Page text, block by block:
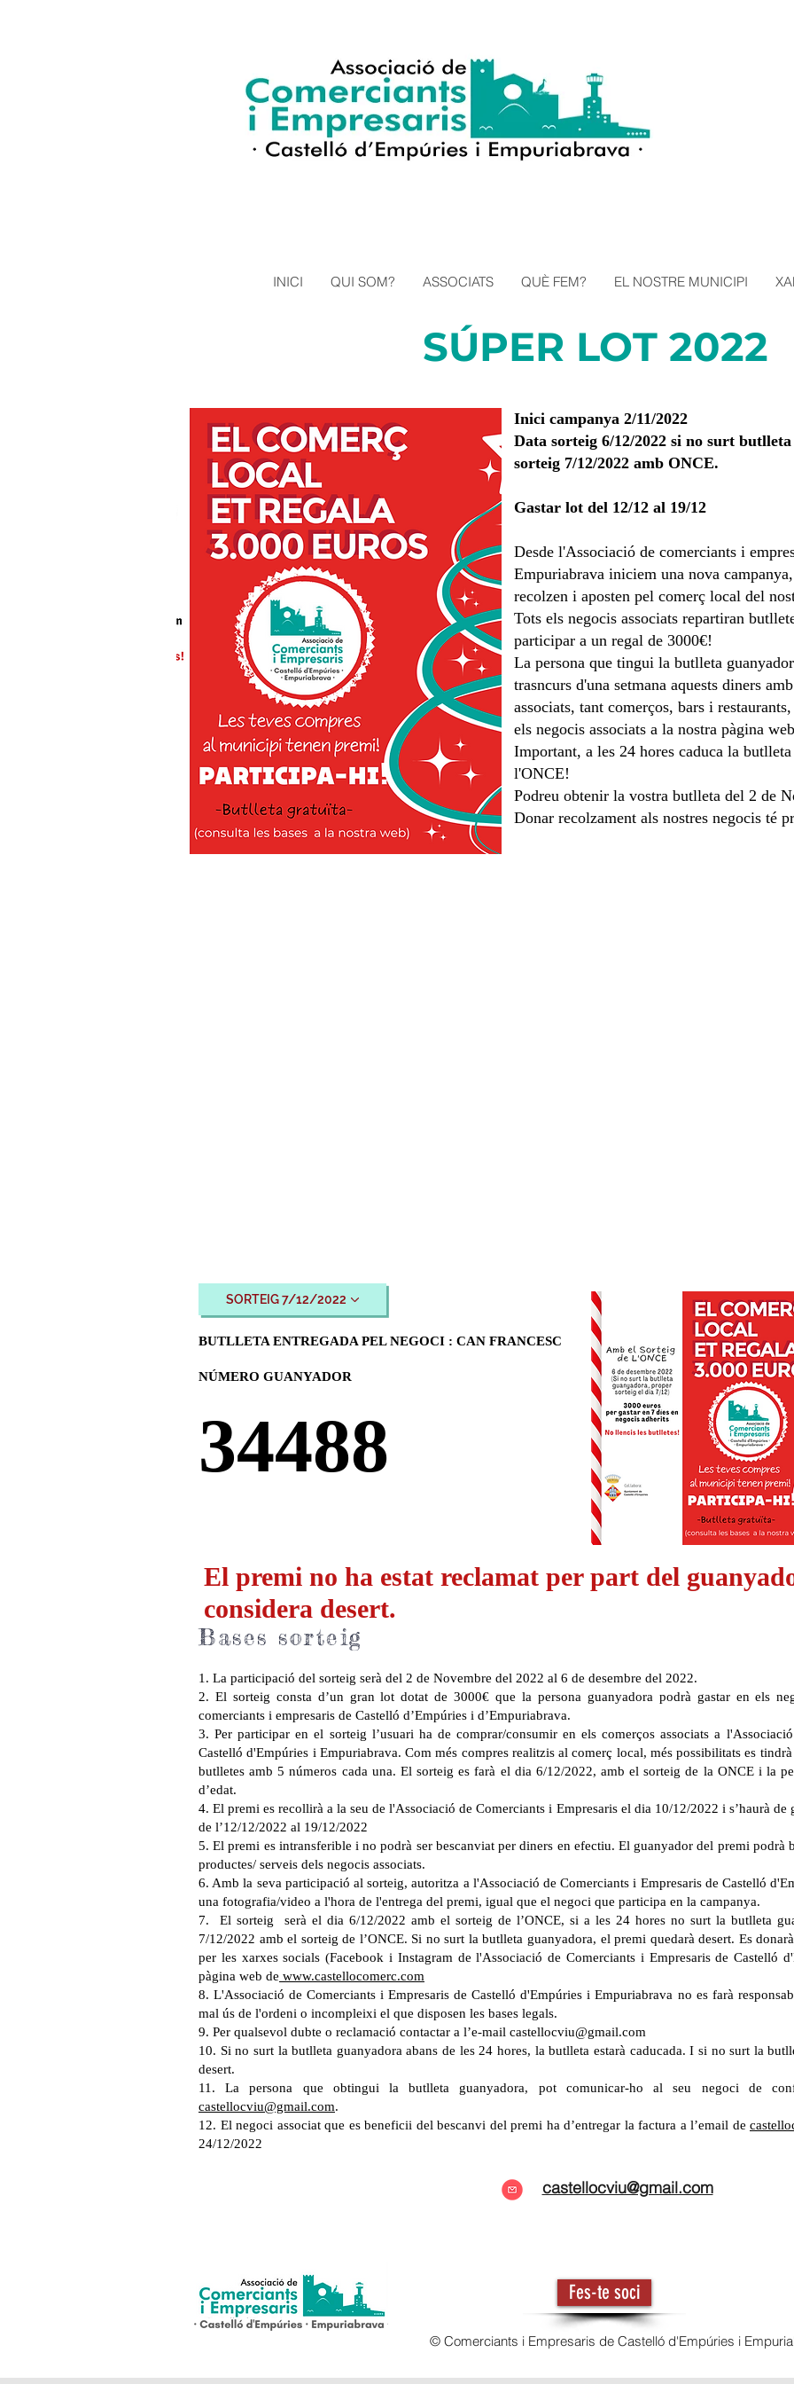
INICI QUI SOM? ASSOCIATS QUÈ FEM? EL NOSTRE MUNICIPI
SÚPER LOT 2022
​Inici campanya 2/11/2022
Data sorteig 6/12/2022 si no surt
sorteig 7/12/2022 amb ONCE.
Gastar lot del 12/12 al 19/12
Desde l'Associació de comerciants i
Empuriabrava iniciem una nova
recolzen i aposten pel comerç local del
Tots els negocis associats repartiran
participar a un regal de 3000€!
La persona que tingui la butlleta
trasncurs d'una setmana aquests diners
associats, tant comerços, bars i
els negocis associats a la nostra pàgina
Important, a les 24 hores caduca la
l'ONCE!
Podreu obtenir la vostra butlleta del 2 de
Donar recolzament als nostres negocis té
SORTEIG 7/12/2022
BUTLLETA ENTREGADA PEL NEGOCI : CAN FRANCESC
NÚMERO GUANYADOR
34488
Bases sorteig
1. La participació del sorteig serà del 2 de Novembre del 2022 al 6 de desembre del 2022.
2. El sorteig consta d’un gran lot dotat de 3000€ que la persona guanyadora podrà gastar en els
comerciants i empresaris de Castelló d’Empúries i d’Empuriabrava.
3. Per participar en el sorteig l’usuari ha de comprar/consumir en els comerços associats a
Castelló d'Empúries i Empuriabrava. Com més compres realitzis al comerç local, més possibilitats es
butlletes amb 5 números cada una. El sorteig es farà el dia 6/12/2022, amb el sorteig de la ONCE i la
d’edat.
4. El premi es recollirà a la seu de l'Associació de Comerciants i Empresaris el dia 10/12/2022 i s’haurà de
de l’12/12/2022 al 19/12/2022
5. El premi es intransferible i no podrà ser bescanviat per diners en efectiu. El guanyador del premi podrà
productes/ serveis dels negocis associats.
6. Amb la seva participació al sorteig, autoritza a l'Associació de Comerciants i Empresaris de Castelló
una fotografia/video a l'hora de l'entrega del premi, igual que el negoci que participa en la campanya.
7. El sorteig serà el dia 6/12/2022 amb el sorteig de l’ONCE, si a les 24 hores no surt la butlleta
7/12/2022 amb el sorteig de l’ONCE. Si no surt la butlleta guanyadora, el premi quedarà desert. Es
per les xarxes socials (Facebook i Instagram de l'Associació de Comerciants i Empresaris de Castelló
pàgina web de www.castellocomerc.com
8. L'Associació de Comerciants i Empresaris de Castelló d'Empúries i Empuriabrava no es farà
mal ús de l'ordeni o incompleixi el que disposen les bases legals.
9. Per qualsevol dubte o reclamació contactar a l’e-mail castellocviu@gmail.com
10. Si no surt la butlleta guanyadora abans de les 24 hores, la butlleta estarà caducada. I si no surt la
desert.
11. La persona que obtingui la butlleta guanyadora, pot comunicar-ho al seu negoci de
castellocviu@gmail.com.
12. El negoci associat que es beneficii del bescanvi del premi ha d’entregar la factura a l’email de
24/12/2022
El premi no ha estat reclamat per part del
considera desert.
castellocviu@gmail.com
Fes-te soci
© Comerciants i Empresaris de Castelló d'Empúries i